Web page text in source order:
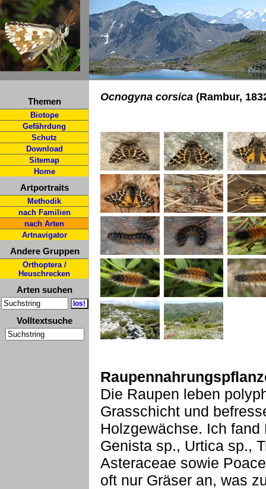
Themen
Biotope
Gefährdung
Schutz
Download
Sitemap
Home
Artportraits
Methodik
nach Familien
nach Arten
Artnavigator
Andere Gruppen
Orthoptera /
Heuschrecken
Arten suchen
Volltextsuche
Ocnogyna corsica (Rambur,
Die Raupen leben
Grasschicht und
Holzgewächse. Ich
Genista sp., Urtica sp.,
Asteraceae sowie
oft nur Gräser an, was